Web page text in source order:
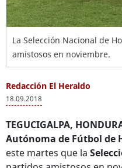
La Selección Nacional de
amistosos en noviembre.
Redacción El Heraldo
18.09.2018
TEGUCIGALPA,
Autónoma de Fútbol de
este martes que la